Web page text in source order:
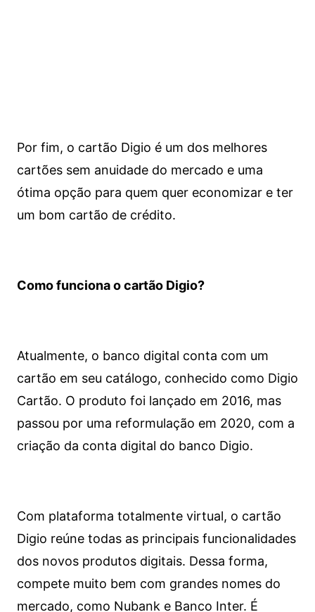
Por fim, o cartão Digio é um dos melhores
cartões sem anuidade do mercado e uma
ótima opção para quem quer economizar e ter
um bom cartão de crédito.
Como funciona o cartão Digio?
Atualmente, o banco digital conta com um
cartão em seu catálogo, conhecido como Digio
Cartão. O produto foi lançado em 2016, mas
passou por uma reformulação em 2020, com a
criação da conta digital do banco Digio.
Com plataforma totalmente virtual, o cartão
Digio reúne todas as principais funcionalidades
dos novos produtos digitais. Dessa forma,
compete muito bem com grandes nomes do
mercado, como Nubank e Banco Inter. É